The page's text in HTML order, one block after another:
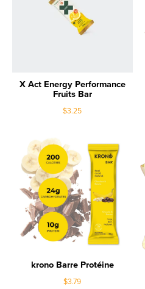
X Act Energy Performance
Fruits Bar
$3.25
krono Barre Protéine
$3.79